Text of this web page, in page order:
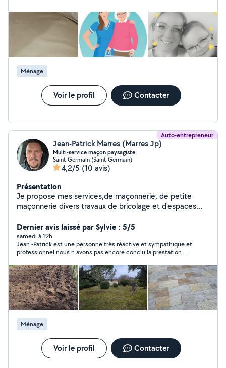
une équipe de personnes de confiance, discrètes et
expérimentées. Chaque demande est étudiée avec
soin afin de proposer une solution personnalisée.
Secteur : Aubenas et environs Horaires flexibles selon
échanger sur vos besoins et obtenir un devis.
Ménage
Voir le profil Contacter
Auto-entrepreneur
Jean-Patrick Marres (Marres Jp)
Multi-service maçon paysagiste
Saint-Germain (Saint-Germain)
4,2/5 (10 avis)
Présentation
Je propose mes services,de maçonnerie, de petite
maçonnerie divers travaux de bricolage et d'espaces
paiement CESU
Dernier avis laissé par Sylvie : 5/5
samedi à 19h
Jean -Patrick est une personne très réactive et sympathique et
professionnel nous n avons pas encore conclu la prestation
Ménage
Voir le profil Contacter